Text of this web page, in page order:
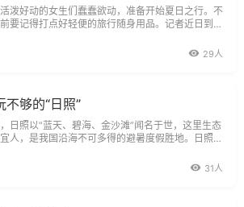
泼好动的女生们蠢蠢欲动，准备开始夏日之行。不
要记得打点好轻便的旅行随身用品。记者近日到天
29人
不够的“日照”
日照以“蓝天、碧海、金沙滩”闻名于世，这里生态
人，是我国沿海不可多得的避暑度假胜地。日照海
31人